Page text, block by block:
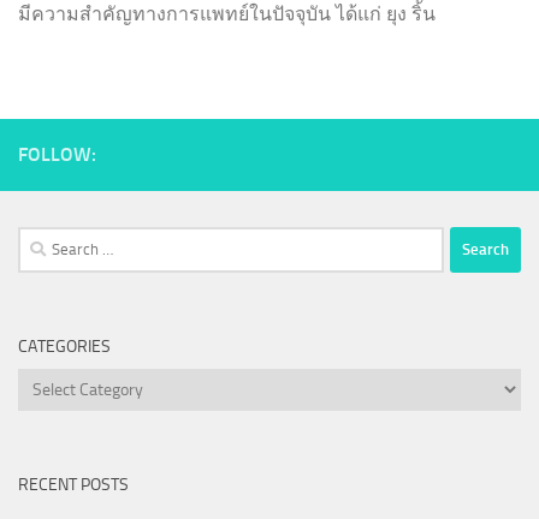
มีความสำคัญทางการแพทย์ในปัจจุบัน ได้แก่ ยุง ริ้น
FOLLOW:
Search
for:
CATEGORIES
Categories
RECENT POSTS